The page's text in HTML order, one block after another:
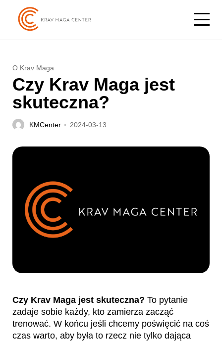
O Krav Maga
Czy Krav Maga jest
skuteczna?
KMCenter 2024-03-13
Czy Krav Maga jest skuteczna? To pytanie
zadaje sobie każdy, kto zamierza zacząć
trenować. W końcu jeśli chcemy poświęcić na coś
czas warto, aby była to rzecz nie tylko dająca